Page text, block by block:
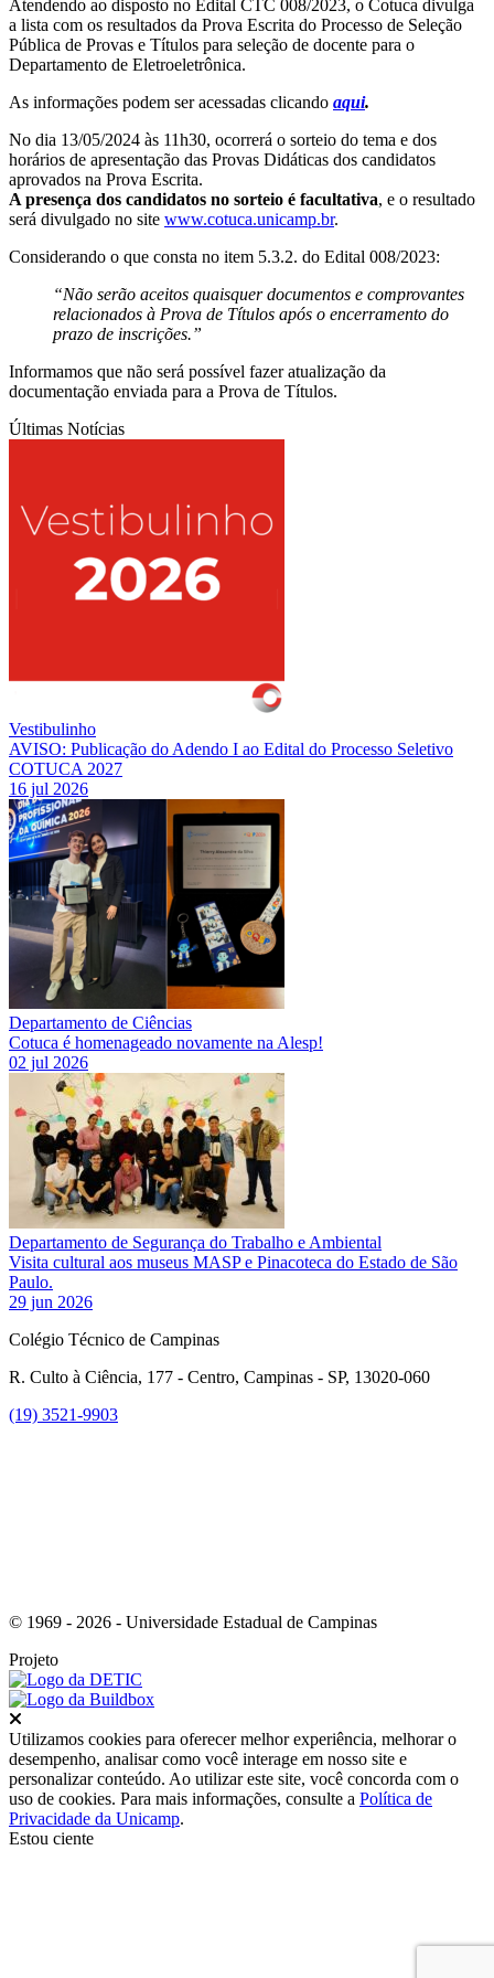
Atendendo ao disposto no Edital CTC 008/2023, o Cotuca divulga
a lista com os resultados da Prova Escrita do Processo de Seleção
Pública de Provas e Títulos para seleção de docente para o
Departamento de Eletroeletrônica.
As informações podem ser acessadas clicando aqui.
No dia 13/05/2024 às 11h30, ocorrerá o sorteio do tema e dos
horários de apresentação das Provas Didáticas dos candidatos
aprovados na Prova Escrita.
A presença dos candidatos no sorteio é facultativa, e o resultado
será divulgado no site www.cotuca.unicamp.br.
Considerando o que consta no item 5.3.2. do Edital 008/2023:
“Não serão aceitos quaisquer documentos e comprovantes
relacionados à Prova de Títulos após o encerramento do
prazo de inscrições.”
Informamos que não será possível fazer atualização da
documentação enviada para a Prova de Títulos.
Últimas Notícias
Vestibulinho
AVISO: Publicação do Adendo I ao Edital do Processo Seletivo
COTUCA 2027
16 jul 2026
Departamento de Ciências
Cotuca é homenageado novamente na Alesp!
02 jul 2026
Departamento de Segurança do Trabalho e Ambiental
Visita cultural aos museus MASP e Pinacoteca do Estado de São
Paulo.
29 jun 2026
Colégio Técnico de Campinas
R. Culto à Ciência, 177 - Centro, Campinas - SP, 13020-060
(19) 3521-9903
© 1969 - 2026 - Universidade Estadual de Campinas
Projeto
Utilizamos cookies para oferecer melhor experiência, melhorar o
desempenho, analisar como você interage em nosso site e
personalizar conteúdo. Ao utilizar este site, você concorda com o
uso de cookies. Para mais informações, consulte a Política de
Privacidade da Unicamp.
Estou ciente